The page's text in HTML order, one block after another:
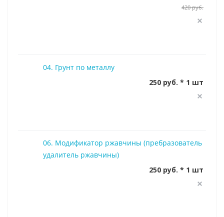
420 руб.
04. Грунт по металлу
250 руб. * 1 шт
06. Модификатор ржавчины (пребразователь
удалитель ржавчины)
250 руб. * 1 шт